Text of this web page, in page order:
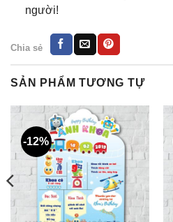
người!
Chia sẻ
SẢN PHẨM TƯƠNG TỰ
-12%